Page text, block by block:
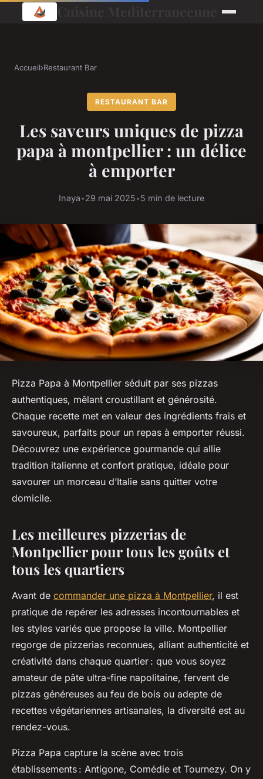
Accueil›Restaurant Bar
RESTAURANT BAR
Les saveurs uniques de pizza
papa à montpellier : un délice
à emporter
Inaya•29 mai 2025•5 min de lecture
Pizza Papa à Montpellier séduit par ses pizzas
authentiques, mêlant croustillant et générosité.
Chaque recette met en valeur des ingrédients frais et
savoureux, parfaits pour un repas à emporter réussi.
Découvrez une expérience gourmande qui allie
tradition italienne et confort pratique, idéale pour
savourer un morceau d’Italie sans quitter votre
domicile.
Les meilleures pizzerias de
Montpellier pour tous les goûts et
tous les quartiers
Avant de commander une pizza à Montpellier, il est
pratique de repérer les adresses incontournables et
les styles variés que propose la ville. Montpellier
regorge de pizzerias reconnues, alliant authenticité et
créativité dans chaque quartier : que vous soyez
amateur de pâte ultra-fine napolitaine, fervent de
pizzas généreuses au feu de bois ou adepte de
recettes végétariennes artisanales, la diversité est au
rendez-vous.
Pizza Papa capture la scène avec trois
établissements : Antigone, Comédie et Tournezy. On y